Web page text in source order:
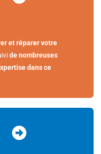
et réparer votre
de nombreuses
dans ce